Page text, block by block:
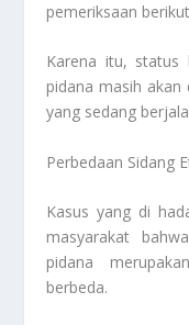
pemeriksaan
Karena itu, status
pidana masih akan
yang sedang
Perbedaan Sidang
Kasus yang di
masyarakat
pidana
berbeda.